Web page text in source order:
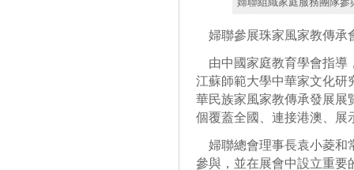
婦聯參展珠家風家教傳承
由中國家庭教育學會指導
江蘇師範大學中華家文化研
華民族家風家教傳承發展展
個覆蓋全國、連接港澳、展
婦聯總會理事長袁小菱和
參與，並在展會中設立重要